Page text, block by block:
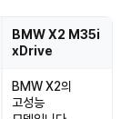
BMW X2 M35i
xDrive
BMW X2의
고성능